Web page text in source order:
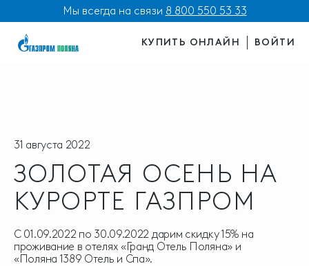
Мы всегда на связи 8 800 550 53 33
КУПИТЬ ОНЛАЙН ВОЙТИ
31 августа 2022
ЗОЛОТАЯ ОСЕНЬ НА
КУРОРТЕ ГАЗПРОМ
С 01.09.2022 по 30.09.2022 дарим скидку 15% на
проживание в отелях «Гранд Отель Поляна» и
«Поляна 1389 Отель и Спа».